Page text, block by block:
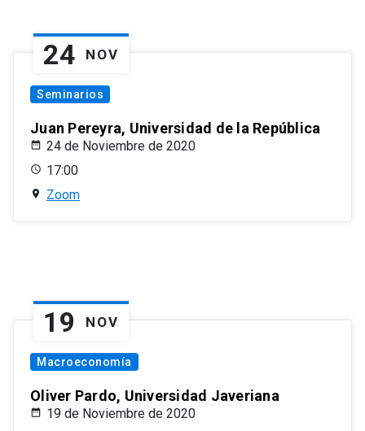
24 NOV
Seminarios
Juan Pereyra, Universidad de la República
24 de Noviembre de 2020
17:00
Zoom
19 NOV
Macroeconomía
Oliver Pardo, Universidad Javeriana
19 de Noviembre de 2020